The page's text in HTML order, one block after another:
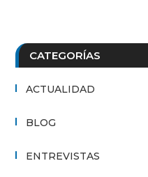
CATEGORÍAS
ACTUALIDAD
BLOG
ENTREVISTAS